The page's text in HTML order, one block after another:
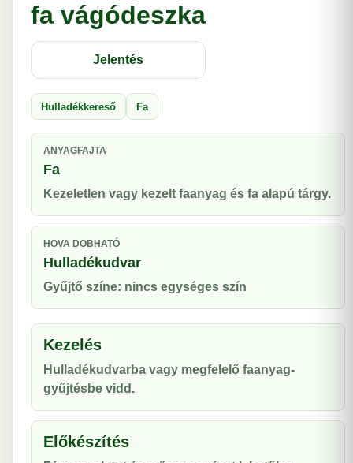
fa vágódeszka
Jelentés
Hulladékkereső Fa
ANYAGFAJTA
Fa
Kezeletlen vagy kezelt faanyag és fa alapú tárgy.
HOVA DOBHATÓ
Hulladékudvar
Gyűjtő színe: nincs egységes szín
Kezelés
Hulladékudvarba vagy megfelelő faanyag-
gyűjtésbe vidd.
Előkészítés